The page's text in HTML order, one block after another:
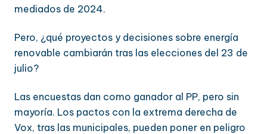
mediados de 2024.
Pero, ¿qué proyectos y decisiones sobre energía
renovable cambiarán tras las elecciones del 23 de
julio?
Las encuestas dan como ganador al PP, pero sin
mayoría. Los pactos con la extrema derecha de
Vox, tras las municipales, pueden poner en peligro